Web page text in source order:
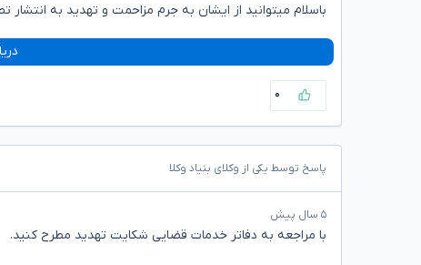
باسلام میتوانید از ایشان به جرم مزاحمت و تهدید به
۰
پاسخ توسط یکی از وکلای بنیاد وکلا
۵ سال پیش
با مراجعه به دفاتر خدمات قضایی شکایت تهدید مطرح کنید.